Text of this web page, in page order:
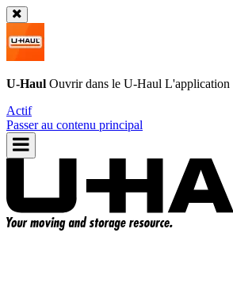
U-Haul Ouvrir dans le U-Haul L'application
Actif
Passer au contenu principal